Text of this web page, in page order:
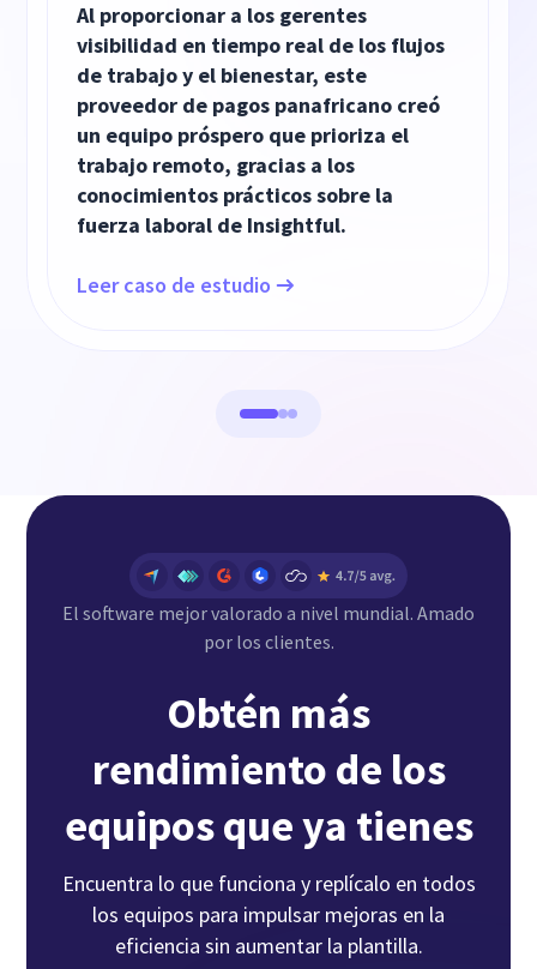
Al proporcionar a los gerentes
visibilidad en tiempo real de los flujos
de trabajo y el bienestar, este
proveedor de pagos panafricano creó
un equipo próspero que prioriza el
trabajo remoto, gracias a los
conocimientos prácticos sobre la
fuerza laboral de Insightful.
Leer caso de estudio
El software mejor valorado a nivel mundial. Amado
por los clientes.
Obtén más
rendimiento de los
equipos que ya tienes
Encuentra lo que funciona y replícalo en todos
los equipos para impulsar mejoras en la
eficiencia sin aumentar la plantilla.